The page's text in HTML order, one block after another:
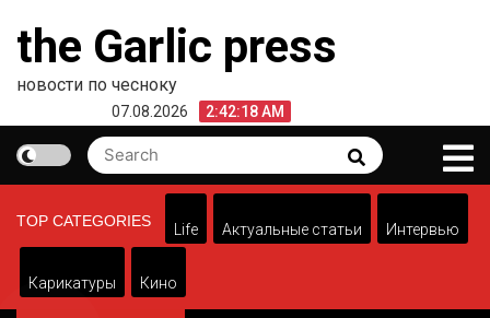
content
the Garlic press
новости по чесноку
07.08.2026 2:42:18 AM
Search
for:
Search
TOP CATEGORIES
Life Актуальные статьи Интервью
Карикатуры Кино